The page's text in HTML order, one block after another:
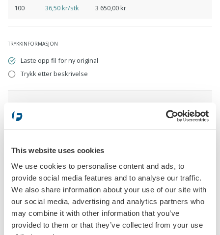
This website uses cookies
We use cookies to personalise content and ads, to
provide social media features and to analyse our traffic.
We also share information about your use of our site with
our social media, advertising and analytics partners who
may combine it with other information that you’ve
provided to them or that they’ve collected from your use
100 36,50 kr/stk 3 650,00 kr
TRYKKINFORMASJON
Laste opp fil for ny original
Trykk etter beskrivelse
Trykk etter beskrivelse